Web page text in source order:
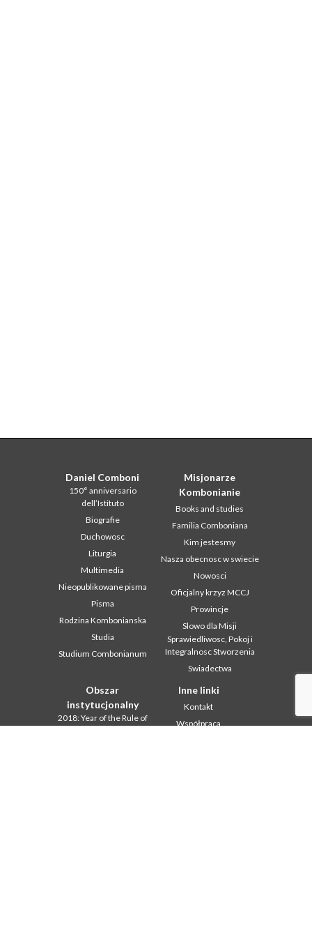
Daniel Comboni
150° anniversario
dell’Istituto
Biografie
Duchowosc
Liturgia
Multimedia
Nieopublikowane pisma
Pisma
Rodzina Kombonianska
Studia
Studium Combonianum
Misjonarze
Kombonianie
Books and studies
Familia Comboniana
Kim jestesmy
Nasza obecnosc w swiecie
Nowosci
Oficjalny krzyz MCCJ
Prowincje
Slowo dla Misji
Sprawiedliwosc, Pokoj i
Integralnosc Stworzenia
Swiadectwa
Obszar
instytucjonalny
2018: Year of the Rule of
Inne linki
Kontakt
Współpraca